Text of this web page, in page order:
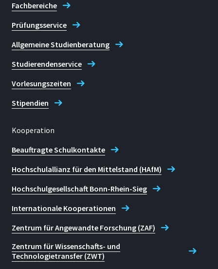
Fachbereiche
Prüfungsservice
Allgemeine Studienberatung
Studierendenservice
Vorlesungszeiten
Stipendien
Kooperation
Beauftragte Schulkontakte
Hochschulallianz für den Mittelstand (HAfM)
Hochschulgesellschaft Bonn-Rhein-Sieg
Internationale Kooperationen
Zentrum für Angewandte Forschung (ZAF)
Zentrum für Wissenschafts- und
Technologietransfer (ZWT)